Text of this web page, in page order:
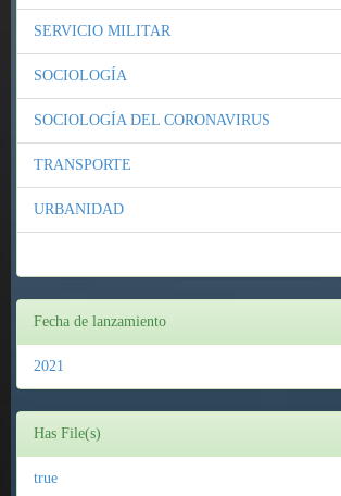
SERVICIO MILITAR
SOCIOLOGÍA
SOCIOLOGÍA DEL CORONAVIRUS
TRANSPORTE
URBANIDAD
Fecha de lanzamiento
2021
Has File(s)
true